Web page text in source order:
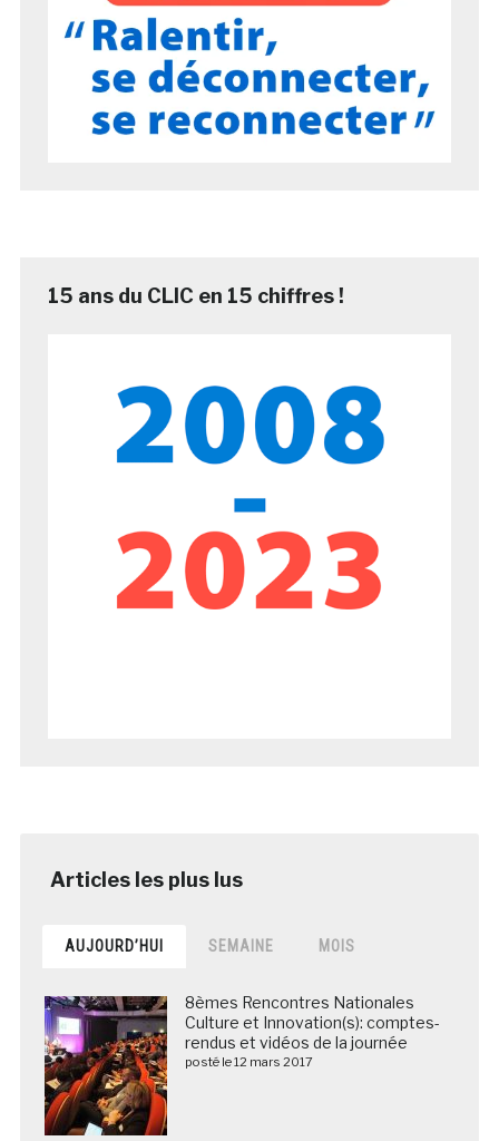
15 ans du CLIC en 15 chiffres !
AUJOURD’HUI SEMAINE MOIS
8èmes Rencontres Nationales
Culture et Innovation(s): comptes-
rendus et vidéos de la journée
posté le 12 mars 2017